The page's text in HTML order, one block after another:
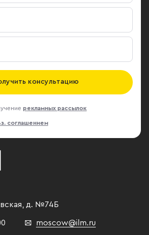
консультацию
рекламных рассылок
соглашением
д. №74Б
moscow@ilm.ru